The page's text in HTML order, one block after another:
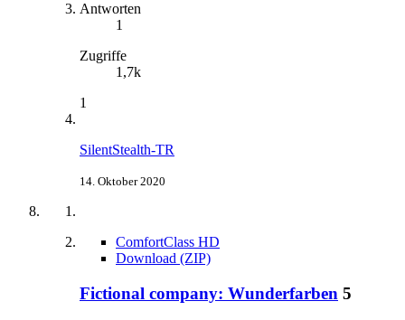
Antworten
1
Zugriffe
1,7k
1
SilentStealth-TR
14. Oktober 2020
ComfortClass HD
Download (ZIP)
Fictional company: Wunderfarben 5